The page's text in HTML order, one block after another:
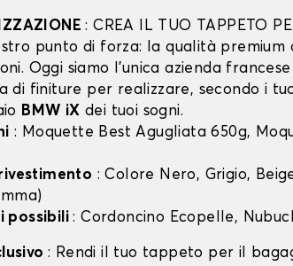
: CREA IL TUO TAPPETO
punto di forza: la qualità premium
Oggi siamo l’unica azienda
di finiture per realizzare, secondo i
BMW iX dei tuoi sogni.
: Moquette Best Agugliata 650g,
: Colore Nero, Grigio,
possibili: Cordoncino Ecopelle,
: Rendi il tuo tappeto per il